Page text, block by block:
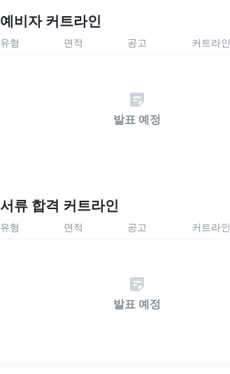
예비자 커트라인
유형 면적 공고 커트라인
발표 예정
서류 합격 커트라인
유형 면적 공고 커트라인
발표 예정